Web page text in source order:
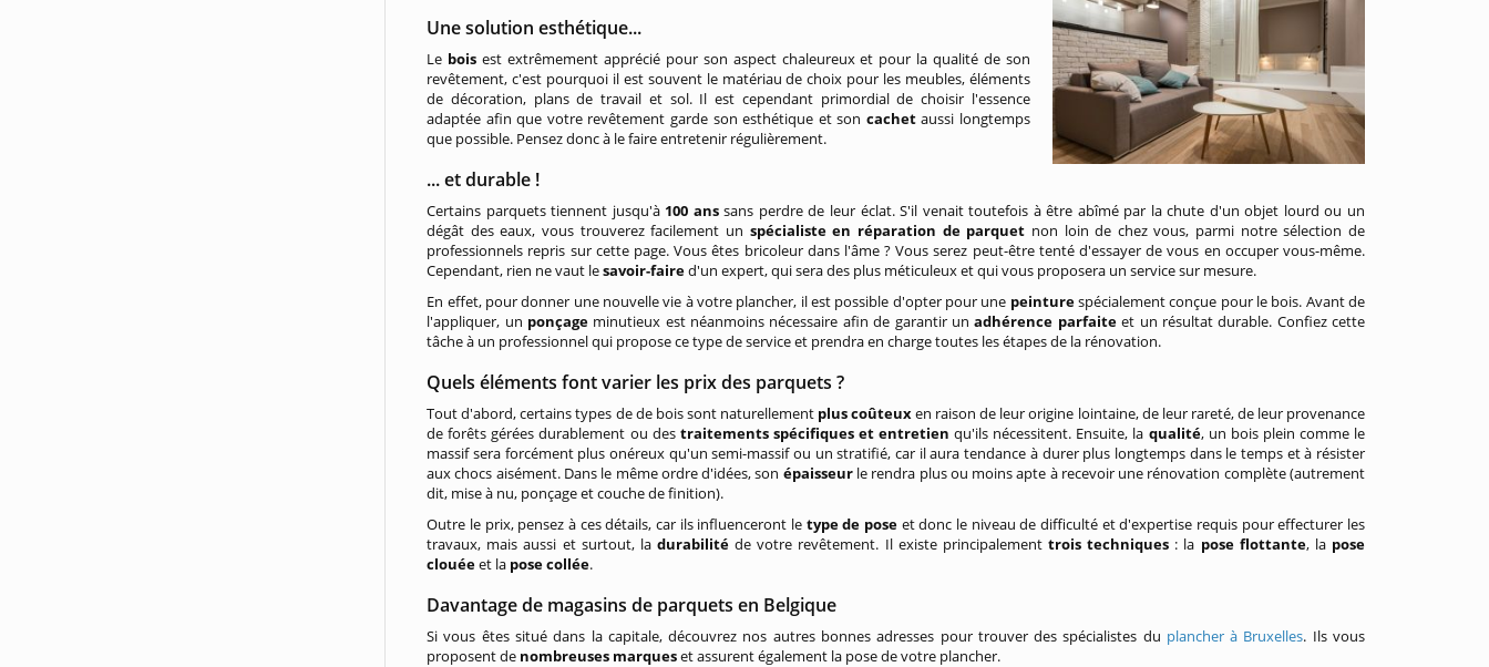
Une solution esthétique...
Le boisest extrêmement apprécié pour son aspect chaleureux et pour la qualité de son
revêtement, c'est pourquoi il est souvent le matériau de choix pour les meubles, éléments
de décoration, plans de travail et sol. Il est cependant primordial de choisir l'essence
adaptée afin que votre revêtement garde son esthétique et son cachetaussi longtemps
que possible. Pensez donc à le faire entretenir régulièrement.
... et durable !
Certains parquets tiennent jusqu'à 100 anssans perdre de leur éclat. S'il venait toutefois à être abîmé par la chute d'un objet lourd ou un
dégât des eaux, vous trouverez facilement un spécialiste en réparation de parquet non loin de chez vous, parmi notre sélection de
professionnels repris sur cette page. Vous êtes bricoleur dans l'âme ? Vous serez peut-être tenté d'essayer de vous en occuper vous-même.
Cependant, rien ne vaut lesavoir-faired'un expert, qui sera des plus méticuleux et qui vous proposera un service sur mesure.
En effet, pour donner une nouvelle vie à votre plancher, il est possible d'opter pour une peinturespécialement conçue pour le bois. Avant de
l'appliquer, un ponçage minutieux est néanmoins nécessaire afin de garantir unadhérence parfaiteet un résultat durable. Confiez cette
tâche à un professionnel qui propose ce type de service et prendra en charge toutes les étapes de la rénovation.
Quels éléments font varier les prix des parquets ?
Tout d'abord, certains types de de bois sont naturellement plus coûteuxen raison de leur origine lointaine, de leur rareté, de leur provenance
de forêts gérées durablement ou des traitements spécifiques et entretienqu'ils nécessitent. Ensuite, la qualité, un bois plein comme le
massif sera forcément plus onéreux qu'un semi-massif ou un stratifié, car il aura tendance à durer plus longtemps dans le temps et à résister
aux chocs aisément. Dans le même ordre d'idées, son épaisseur le rendra plus ou moins apte à recevoir une rénovation complète (autrement
dit, mise à nu, ponçage et couche de finition).
Outre le prix, pensez à ces détails, car ils influenceront le type de poseet donc le niveau de difficulté et d'expertise requis pour effecturer les
travaux, mais aussi et surtout, ladurabilitéde votre revêtement. Il existe principalementtrois techniques : la pose flottante, la pose
clouéeet la pose collée.
Davantage de magasins de parquets en Belgique
Si vous êtes situé dans la capitale, découvrez nos autres bonnes adresses pour trouver des spécialistes du plancher à Bruxelles. Ils vous
proposent de nombreuses marqueset assurent également la pose de votre plancher.